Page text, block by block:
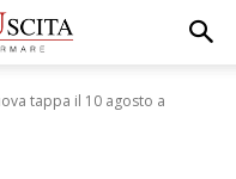
tappa il 10 agosto a